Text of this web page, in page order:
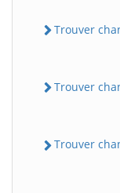
Trouver
Trouver
Trouver